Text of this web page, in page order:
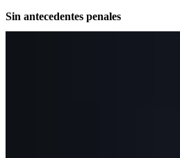
Sin antecedentes penales